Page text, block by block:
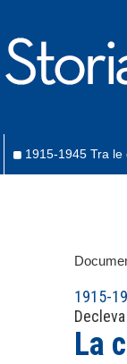
1915-1945 Tra le
1915-
La